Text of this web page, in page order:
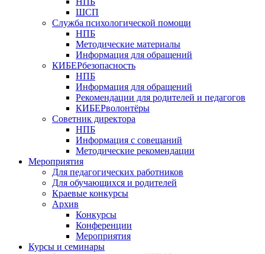
ШСП
Служба психологической помощи
НПБ
Методические материалы
Информация для обращений
КИБЕРбезопасность
НПБ
Информация для обращений
Рекомендации для родителей и педагогов
КИБЕРволонтёры
Советник директора
НПБ
Информация с совещаний
Методические рекомендации
Мероприятия
Для педагогических работников
Для обучающихся и родителей
Краевые конкурсы
Архив
Конкурсы
Конференции
Мероприятия
Курсы и семинары